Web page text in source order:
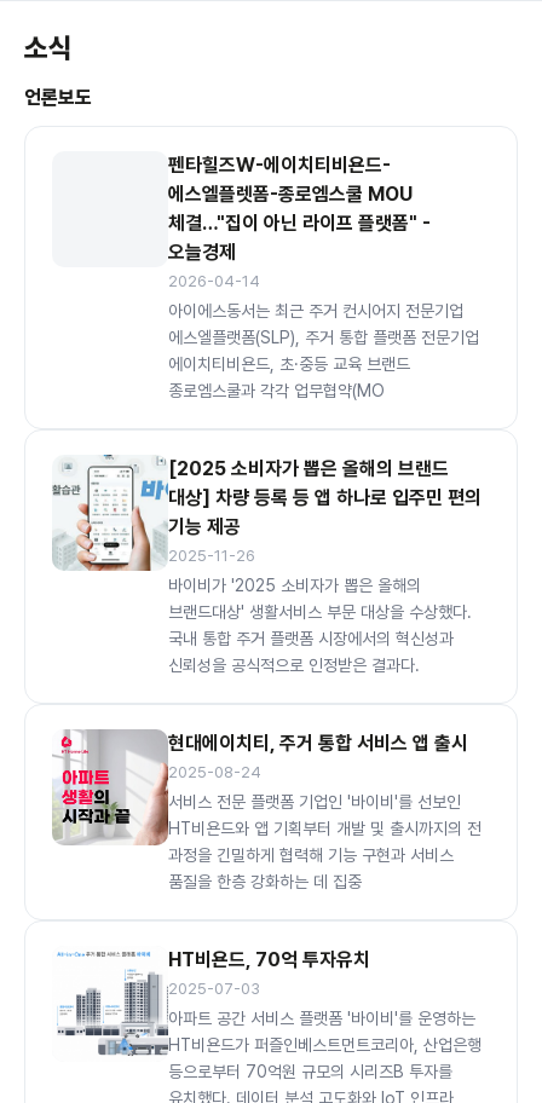
소식
언론보도
펜타힐즈W-에이치티비욘드-
에스엘플렛폼-종로엠스쿨 MOU
체결…"집이 아닌 라이프 플랫폼" -
오늘경제
2026-04-14
아이에스동서는 최근 주거 컨시어지 전문기업
에스엘플랫폼(SLP), 주거 통합 플랫폼 전문기업
에이치티비욘드, 초·중등 교육 브랜드
종로엠스쿨과 각각 업무협약(MO
[2025 소비자가 뽑은 올해의 브랜드
대상] 차량 등록 등 앱 하나로 입주민 편의
기능 제공
2025-11-26
바이비가 '2025 소비자가 뽑은 올해의
브랜드대상' 생활서비스 부문 대상을 수상했다.
국내 통합 주거 플랫폼 시장에서의 혁신성과
신뢰성을 공식적으로 인정받은 결과다.
현대에이치티, 주거 통합 서비스 앱 출시
2025-08-24
서비스 전문 플랫폼 기업인 '바이비'를 선보인
HT비욘드와 앱 기획부터 개발 및 출시까지의 전
과정을 긴밀하게 협력해 기능 구현과 서비스
품질을 한층 강화하는 데 집중
HT비욘드, 70억 투자유치
2025-07-03
아파트 공간 서비스 플랫폼 '바이비'를 운영하는
HT비욘드가 퍼즐인베스트먼트코리아, 산업은행
등으로부터 70억원 규모의 시리즈B 투자를
유치했다. 데이터 분석 고도화와 IoT 인프라